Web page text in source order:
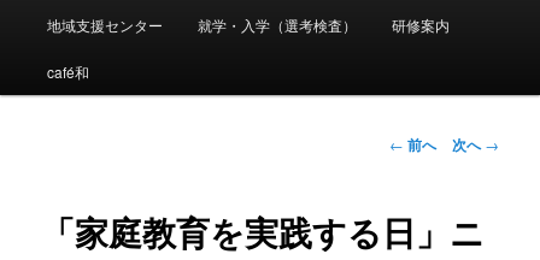
ュ
イ
ン
テ
地域支援センター 就学・入学（選考検査） 研修案内
café和
投
ビ
ゲ
← 前へ 次へ→
「家庭教育を実践する日」ニ